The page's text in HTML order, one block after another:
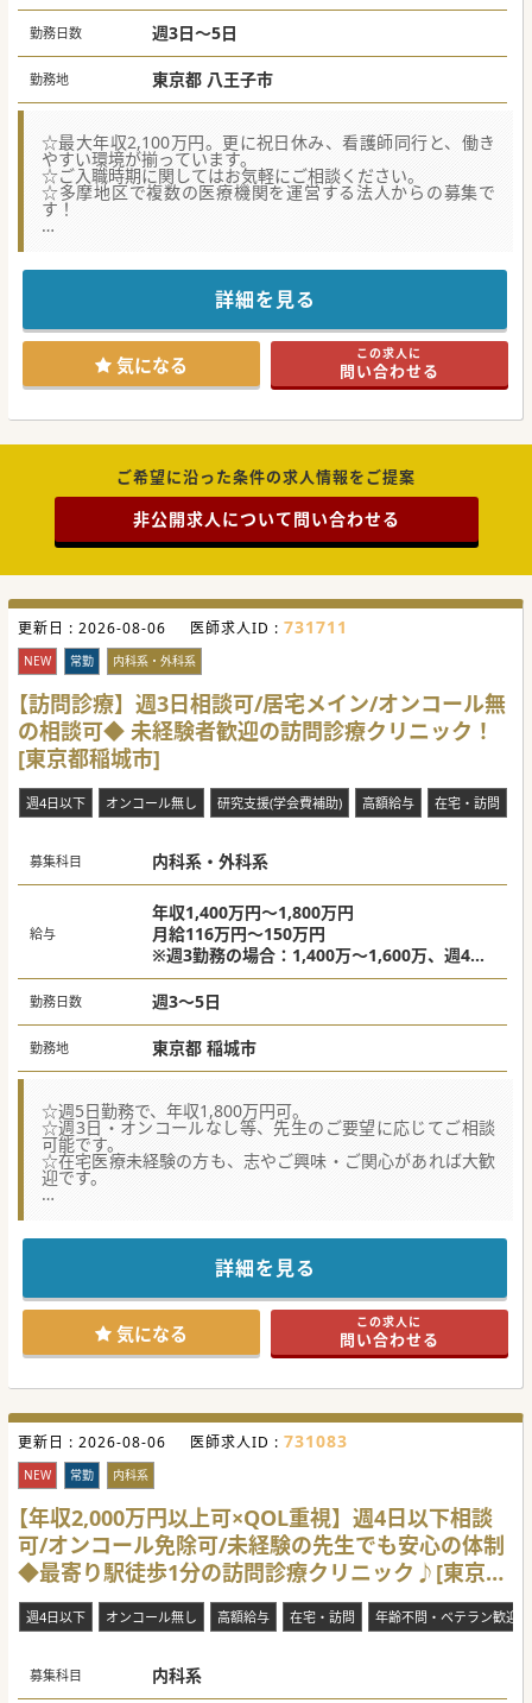
勤務日数 週3日～5日
勤務地 東京都 八王子市
☆最大年収2,100万円。更に祝日休み、看護師同行と、働き
やすい環境が揃っています。
☆ご入職時期に関してはお気軽にご相談ください。
☆多摩地区で複数の医療機関を運営する法人からの募集で
す！
様が急変時に受入れ先(バックベッド)がある安心の環境で
■看護師とドライバーを含めた3名体制で安全に訪問を実施
します。訪問先は、個人宅と施設が半々の割合です。
■夜間オンコールは看護師が一次対応し医師の負担が軽減さ
れます(免除も応相談)。各種機材も充実しています。
【やりがい】
から、「はじめて訪問診療にチャレンジ！」という方におす
すめの環境。
績があり「働きやすく、質の高い医療を提供している」と伺
っています。
■法人には40～60代を中心に幅広い世代のドクターが在籍し
ており、多くの学びを実感できます。
■八王子市内で複数の病院・クリニックを60年以上にわたり
■近年、訪問診療にも注力しており、複数施設を運営。西八
王子駅の施設は第1号の施設です。
■常勤は複数名在籍。非常勤も、内科の各領域・皮膚科・精
神科・眼科・整形外科等、幅広い分野の医師が在籍していま
す。
#春入職可 #年度内入職可 #秋入職可
詳細を見る
気になる この求人に
問い合わせる
ご希望に沿った条件の求人情報をご提案
非公開求人について問い合わせる
更新日 : 2026-08-06 医師求人ID : 731711
NEW 常勤 内科系・外科系
【訪問診療】週3日相談可/居宅メイン/オンコール無
の相談可◆ 未経験者歓迎の訪問診療クリニック！
[東京都稲城市]
週4日以下 オンコール無し 研究支援(学会費補助) 高額給与 在宅・訪問
募集科目 内科系・外科系
給与
年収1,400万円～1,800万円
月給116万円～150万円
※週3勤務の場合：1,400万～1,600万、週4日
勤務の場合：1,600万～1,800万
※ご経験により応相談
勤務日数 週3～5日
勤務地 東京都 稲城市
☆週5日勤務で、年収1,800万円可。
☆週3日・オンコールなし等、先生のご要望に応じてご相談
可能です。
☆在宅医療未経験の方も、志やご興味・ご関心があれば大歓
迎です。
つ法人です。
院長はじめ、スタッフ全員が「チームワーク」と「和」を大
切にされている、アットホームな環境です。
ゼロから在宅医療を学びたい方、在宅医療に関心をお持ちの
志のある方、
在宅医療に進みたい方にも働きやすい環境となっています。
患者様やご家族の立場に立って考えることが出来る先生を、
お待ちしております。
#春入職可
詳細を見る
気になる この求人に
問い合わせる
更新日 : 2026-08-06 医師求人ID : 731083
NEW 常勤 内科系
【年収2,000万円以上可×QOL重視】週4日以下相談
可/オンコール免除可/未経験の先生でも安心の体制
◆最寄り駅徒歩1分の訪問診療クリニック♪[東京都
大田区]
週4日以下 オンコール無し 高額給与 在宅・訪問 年齢不問・ベテラン歓迎
募集科目 内科系